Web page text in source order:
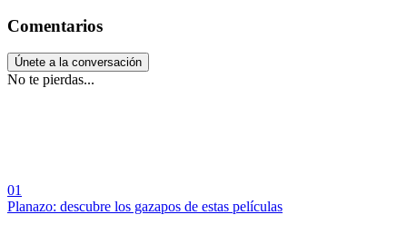
Comentarios
Únete a la conversación
No te pierdas...
01
Planazo: descubre los gazapos de estas películas